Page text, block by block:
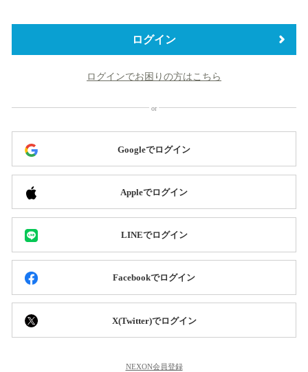
替
ログイン
ログインでお困りの方はこちら
Googleでログイン
Appleでログイン
LINEでログイン
Facebookでログイン
X(Twitter)でログイン
NEXON会員登録